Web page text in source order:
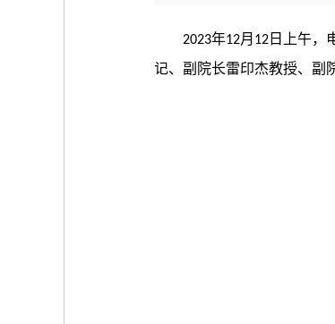
2023年12月 12 日上午，
记、副院长雷印杰教授、副